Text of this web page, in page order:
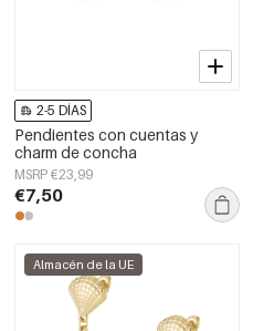
2-5 DÍAS
Pendientes con cuentas y
charm de concha
MSRP €23,99
€7,50
Almacén de la UE